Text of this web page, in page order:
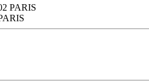
PARIS